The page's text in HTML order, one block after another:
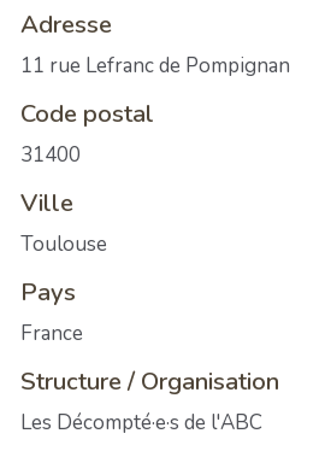
Adresse
11 rue Lefranc de Pompignan
Code postal
31400
Ville
Toulouse
Pays
France
Structure / Organisation
Les Décompté·e·s de l'ABC